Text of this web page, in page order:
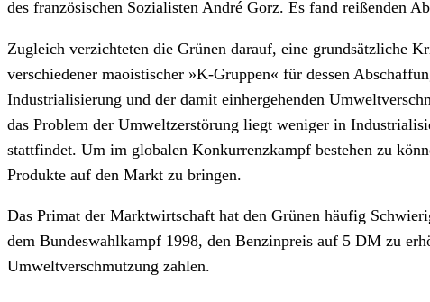
des französischen Sozialisten André Gorz. Es fand reißenden
Zugleich verzichteten die Grünen darauf, eine grundsätzliche
verschiedener maoistischer »K-Gruppen« für dessen
Industrialisierung und der damit einhergehenden
das Problem der Umweltzerstörung liegt weniger in
stattfindet. Um im globalen Konkurrenzkampf bestehen zu
Produkte auf den Markt zu bringen.
Das Primat der Marktwirtschaft hat den Grünen häufig
dem Bundeswahlkampf 1998, den Benzinpreis auf 5 DM zu
Umweltverschmutzung zahlen.